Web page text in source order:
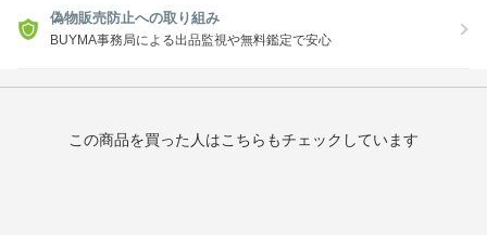
偽物販売防止への取り組み
BUYMA事務局による出品監視や無料鑑定で安心
この商品を買った人はこちらもチェックしています